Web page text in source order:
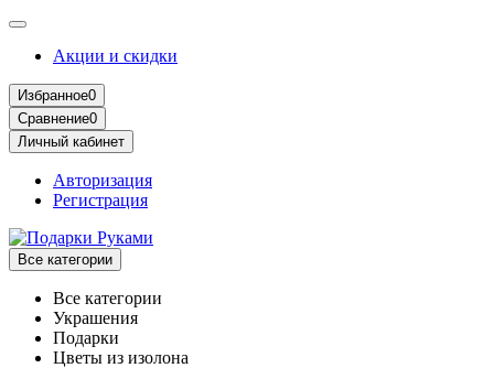
Акции и скидки
Избранное0
Сравнение0
Личный кабинет
Авторизация
Регистрация
Все категории
Все категории
Украшения
Подарки
Цветы из изолона